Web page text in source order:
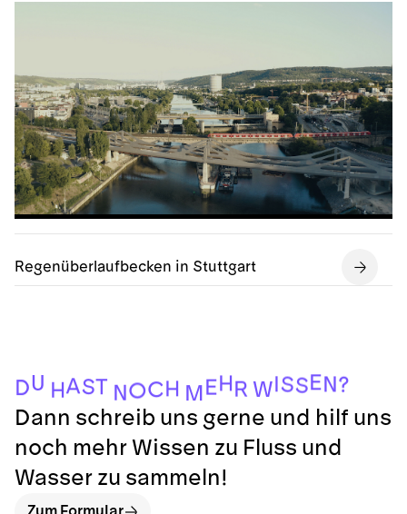
Regenüberlaufbecken in Stuttgart
DU HAST NOCH M EH R WISSEN?
Dann schreib uns gerne und hilf uns
noch mehr Wissen zu Fluss und
Wasser zu sammeln!